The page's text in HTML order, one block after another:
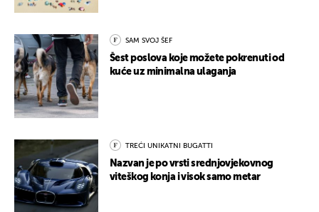
SAM SVOJ ŠEF
Šest poslova koje možete pokrenuti od
kuće uz minimalna ulaganja
TREĆI UNIKATNI BUGATTI
Nazvan je po vrsti srednjovjekovnog
viteškog konja i visok samo metar